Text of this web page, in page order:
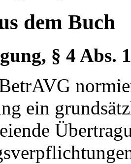
dem Buch
§ 4 Abs.
ein